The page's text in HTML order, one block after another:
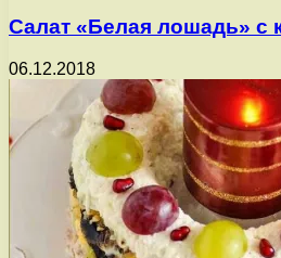
Салат «Белая лошадь» с
06.12.2018